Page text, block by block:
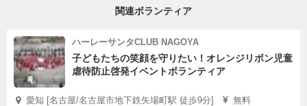
関連ボランティア
ハーレーサンタCLUB NAGOYA
子どもたちの笑顔を守りたい！オレンジリボン児童
虐待防止啓発イベントボランティア
愛知 [名古屋/名古屋市地下鉄矢場町駅 徒歩9分]
無料